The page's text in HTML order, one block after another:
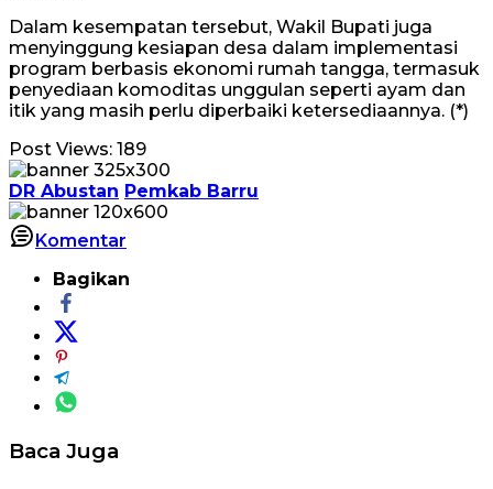
Dalam kesempatan tersebut, Wakil Bupati juga
menyinggung kesiapan desa dalam implementasi
program berbasis ekonomi rumah tangga, termasuk
penyediaan komoditas unggulan seperti ayam dan
itik yang masih perlu diperbaiki ketersediaannya. (*)
Post Views: 189
DR Abustan Pemkab Barru
Komentar
Bagikan
Baca Juga